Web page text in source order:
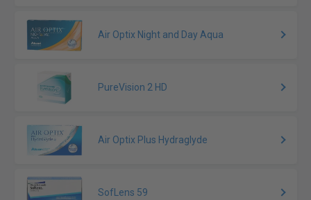
Air Optix Night and Day Aqua
PureVision 2 HD
Air Optix Plus Hydraglyde
SofLens 59